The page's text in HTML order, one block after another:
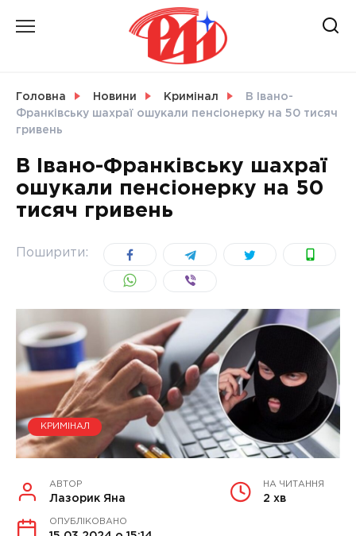
СВІТ
УКРАЇНА
Головна Новини Кримінал
В Івано-
Франківську шахраї ошукали пенсіонерку на 50 тисяч
гривень
В Івано-Франківську шахраї
ошукали пенсіонерку на 50
тисяч гривень
Поширити:
КРИМІНАЛ
АВТОР
Лазорик Яна
НА ЧИТАННЯ
2 хв
ОПУБЛІКОВАНО